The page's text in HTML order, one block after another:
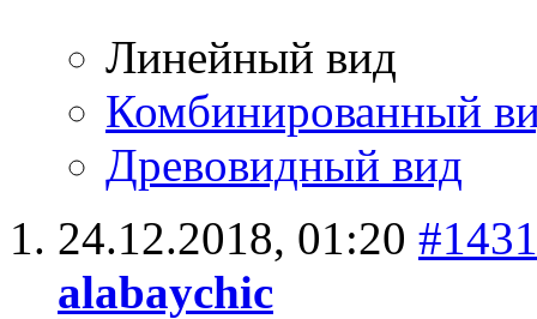
Линейный вид
Комбинированный
Древовидный вид
24.12.2018, 01:20 #1431
alabaychic